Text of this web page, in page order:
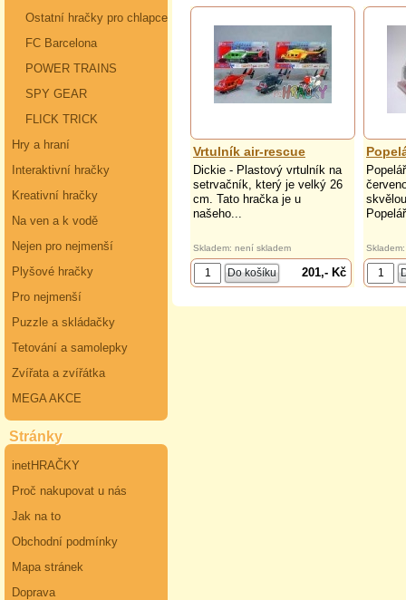
Ostatní hračky pro chlapce
FC Barcelona
POWER TRAINS
SPY GEAR
FLICK TRICK
Hry a hraní
Interaktivní hračky
Kreativní hračky
Na ven a k vodě
Nejen pro nejmenší
Plyšové hračky
Pro nejmenší
Puzzle a skládačky
Tetování a samolepky
Zvířata a zvířátka
MEGA AKCE
Stránky
inetHRAČKY
Proč nakupovat u nás
Jak na to
Obchodní podmínky
Mapa stránek
Doprava
Vrtulník air-rescue
Dickie - Plastový vrtulník na
setrvačník, který je velký 26
cm. Tato hračka je u
našeho...
Skladem: není skladem
201,- Kč